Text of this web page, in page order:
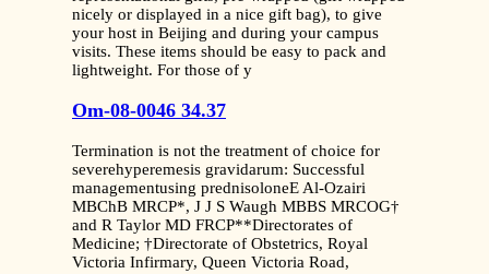
nicely or displayed in a nice gift bag), to give
your host in Beijing and during your campus
visits. These items should be easy to pack and
lightweight. For those of y
Om-08-0046 34.37
Termination is not the treatment of choice for
severehyperemesis gravidarum: Successful
managementusing prednisoloneE Al-Ozairi
MBChB MRCP*, J J S Waugh MBBS MRCOG†
and R Taylor MD FRCP**Directorates of
Medicine; †Directorate of Obstetrics, Royal
Victoria Infirmary, Queen Victoria Road,